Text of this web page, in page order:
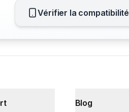
Vérifier la compatibilité
Blog